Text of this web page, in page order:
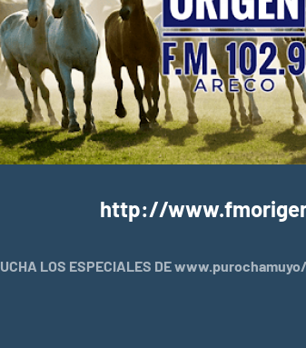
http://
LOS ESPECIALES DE